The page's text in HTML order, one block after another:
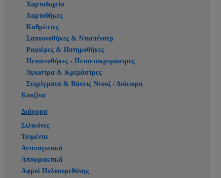
Χαρτοδοχεία
Χαρτοθήκες
Καθρέπτες
Σαπουνοθήκες & Ντισπένσερ
Ραφιέρες & Ποτηροθήκες
Πετσετοθήκες - Πετσετοκρεμάστρες
Άγκιστρα & Κρεμάστρες
Στηρίγματα & Βάσεις Ντουζ / Διάφορα
Κουζίνα
Διάφορα
Σιλικόνες
Τσιμέντα
Αντιπαγωτικά
Αποφρακτικά
Αφροί Πολυουρεθάνης